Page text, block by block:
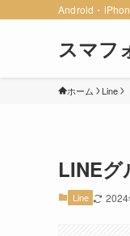
Android・
スマフ
ホーム Line
LINE
Line 2024